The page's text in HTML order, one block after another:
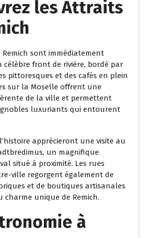
les Attraits
Remich sont immédiatement
célèbre front de rivière, bordé par
pittoresques et des cafés en plein
sur la Moselle offrent une
de la ville et permettent
luxuriants qui entourent
apprécieront une visite au
un magnifique
situé à proximité. Les rues
ville regorgent également de
et de boutiques artisanales
unique de Remich.
à